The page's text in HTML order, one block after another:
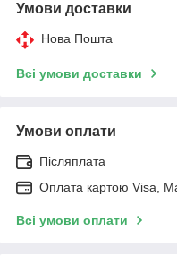
Умови доставки
Нова Пошта
Всі умови доставки
Умови оплати
Післяплата
Оплата картою Visa,
Всі умови оплати